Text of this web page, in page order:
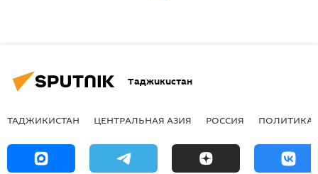
Таджикистан
ТАДЖИКИСТАН ЦЕНТРАЛЬНАЯ АЗИЯ РОССИЯ ПОЛИТИКА